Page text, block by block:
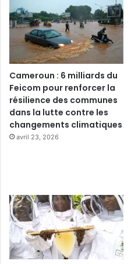
Cameroun : 6 milliards du
Feicom pour renforcer la
résilience des communes
dans la lutte contre les
changements climatiques
avril 23, 2026